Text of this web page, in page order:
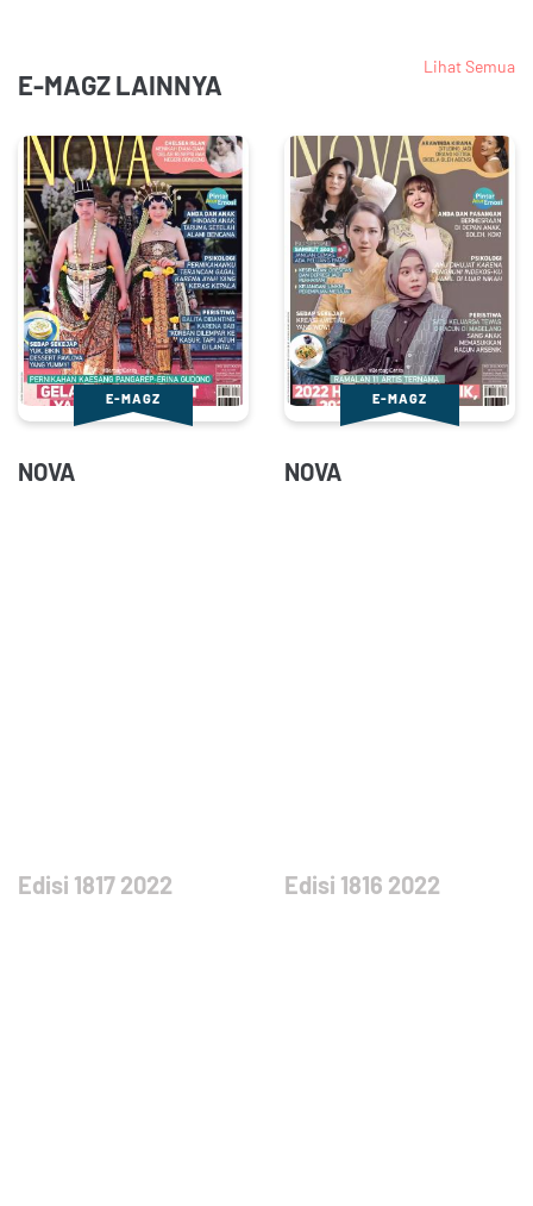
E-MAGZ LAINNYA
Lihat Semua
E-MAGZ
NOVA
Edisi 1817 2022
E-MAGZ
NOVA
Edisi 1816 2022